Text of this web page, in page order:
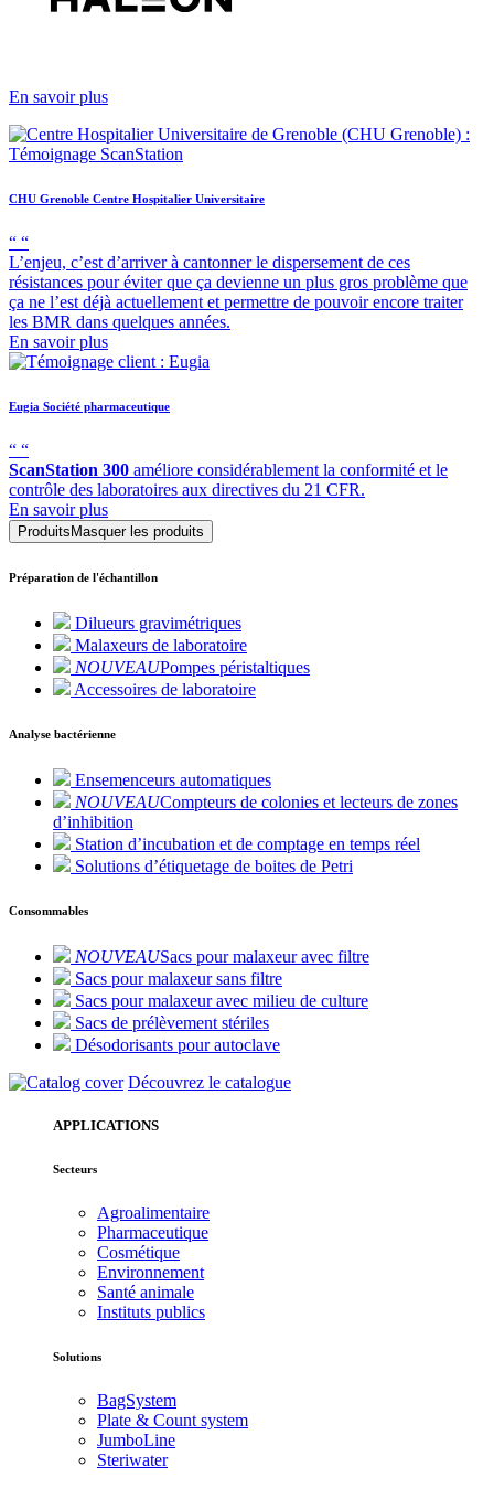
En savoir plus
CHU Grenoble Centre Hospitalier Universitaire
“ “
L’enjeu, c’est d’arriver à cantonner le dispersement de ces
résistances pour éviter que ça devienne un plus gros problème que
ça ne l’est déjà actuellement et permettre de pouvoir encore traiter
les BMR dans quelques années.
En savoir plus
Eugia Société pharmaceutique
“ “
ScanStation 300 améliore considérablement la conformité et le
contrôle des laboratoires aux directives du 21 CFR.
En savoir plus
Produits Masquer les produits
Préparation de l'échantillon
Dilueurs gravimétriques
Malaxeurs de laboratoire
NOUVEAUPompes péristaltiques
Accessoires de laboratoire
Analyse bactérienne
Ensemenceurs automatiques
NOUVEAUCompteurs de colonies et lecteurs de zones
d’inhibition
Station d’incubation et de comptage en temps réel
Solutions d’étiquetage de boites de Petri
Consommables
NOUVEAUSacs pour malaxeur avec filtre
Sacs pour malaxeur sans filtre
Sacs pour malaxeur avec milieu de culture
Sacs de prélèvement stériles
Désodorisants pour autoclave
Découvrez le catalogue
APPLICATIONS
Secteurs
Agroalimentaire
Pharmaceutique
Cosmétique
Environnement
Santé animale
Instituts publics
Solutions
BagSystem
Plate & Count system
JumboLine
Steriwater